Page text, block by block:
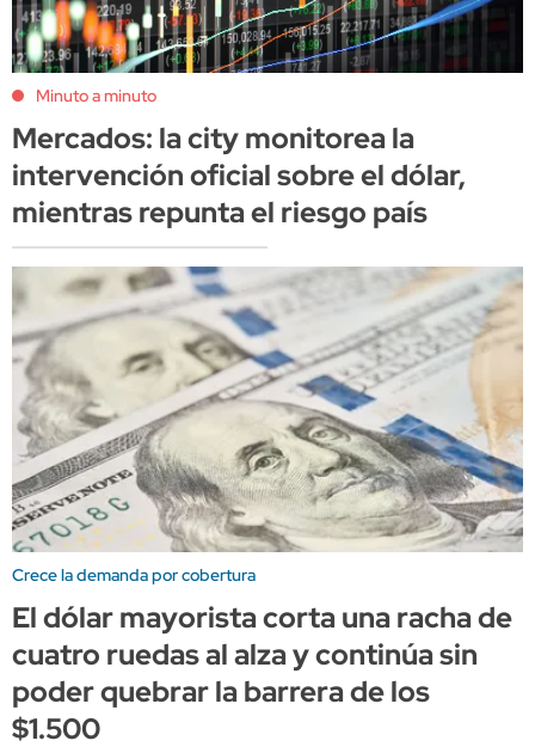
Minuto a minuto
Mercados: la city monitorea la
intervención oficial sobre el dólar,
mientras repunta el riesgo país
Crece la demanda por cobertura
El dólar mayorista corta una racha de
cuatro ruedas al alza y continúa sin
poder quebrar la barrera de los
$1.500